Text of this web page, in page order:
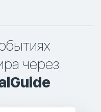
через